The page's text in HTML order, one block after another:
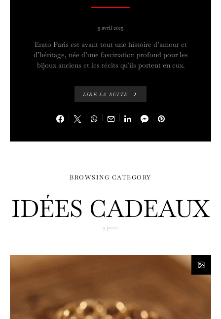
9 avril 2025
Erato Paris est avant tout une histoire d’amour et
d’héritage, née d’une fascination profond pour les
bijoux anciens et les récits qu’ils portent en eux.
LIRE LA SUITE
BROWSING CATEGORY
IDÉES CADEAUX
9 posts